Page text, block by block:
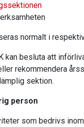
normalt i
kan besluta att
rekommendera
sektion.
person
som bedrivs